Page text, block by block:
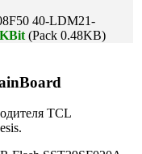
40-LDM21-
(Pack 0.48KB)
TCL